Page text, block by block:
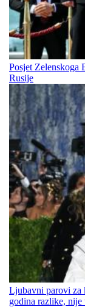
Posjet Zelenskoga
Rusije
Ljubavni parovi za
godina razlike, nije